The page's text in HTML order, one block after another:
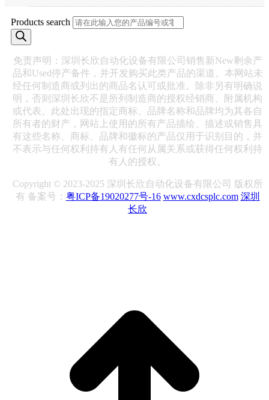
Products search
免责声明：深圳长欣自动化设备有限公司销售新New剩余产
品和Used停产备件，并开发购买此类产品的渠道。本网站未
经任何制造商或列出的商品名认可或批准。除非另有明确说
明，否则深圳长欣不是所列制造商的授权经销商、附属机构
或代表。此处出现的指定商标、品牌名称和品牌均为其各自
所有者的财产，网站上使用的所有产品描绘、描述或销售具
有这些名称、商标、品牌和徽标的产品仅用于识别目的，并
不表示与任何权利持有人有任何从属关系或获得任何权利持
有人的授权。
Copyright © 2023-2025 深圳长欣自动化设备有限公司 版权所
有 备案号： 粤ICP备19020277号-16 www.cxdcsplc.com 深圳
长欣